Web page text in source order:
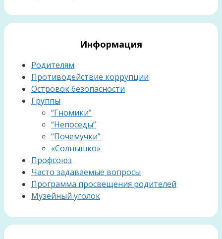
Информация
Родителям
Противодействие коррупции
Островок безопасности
Группы
“Гномики”
“Непоседы”
“Почемучки”
«Солнышко»
Профсоюз
Часто задаваемые вопросы
Программа просвещения родителей
Музейный уголок